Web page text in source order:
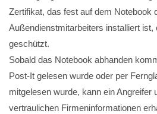
Zertifikat, das fest auf dem Notebook
Außendienstmitarbeiters installiert
geschützt.
Sobald das Notebook abhanden
Post-It gelesen wurde oder per
mitgelesen wurde, kann ein Angreifer
vertraulichen Firmeninformationen